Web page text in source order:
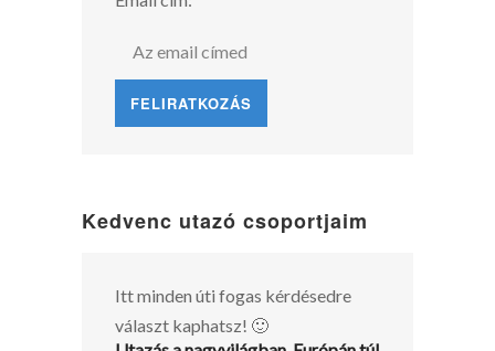
Kedvenc utazó csoportjaim
Itt minden úti fogas kérdésedre
választ kaphatsz! 🙂